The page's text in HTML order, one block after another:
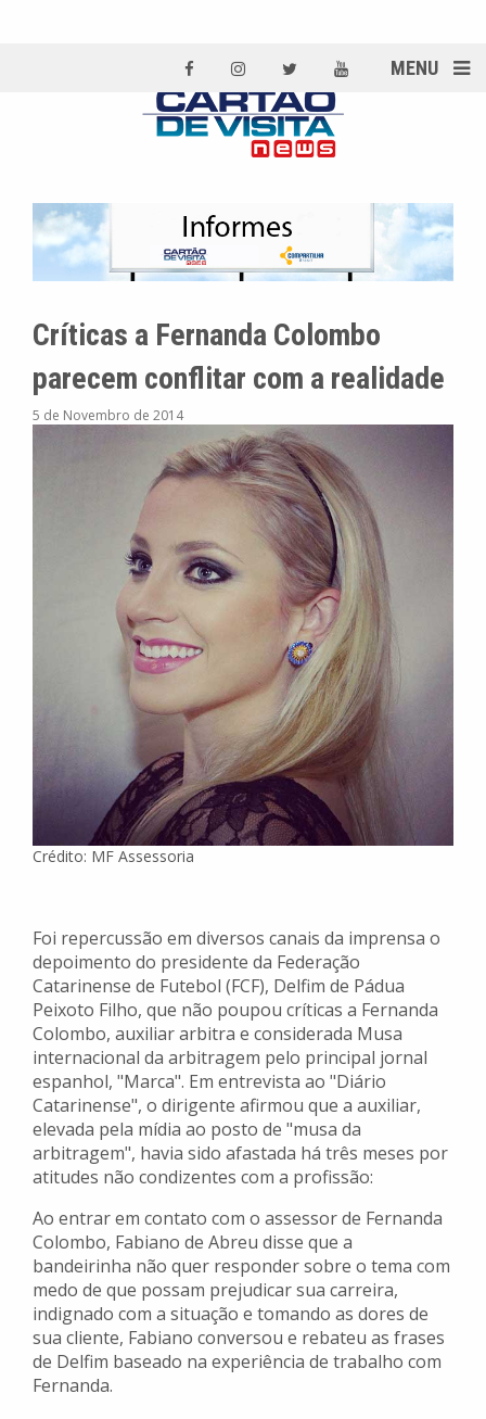
MENU
Críticas a Fernanda Colombo
parecem conflitar com a realidade
5 de Novembro de 2014
Crédito: MF Assessoria
Foi repercussão em diversos canais da imprensa o
depoimento do presidente da Federação
Catarinense de Futebol (FCF), Delfim de Pádua
Peixoto Filho, que não poupou críticas a Fernanda
Colombo, auxiliar arbitra e considerada Musa
internacional da arbitragem pelo principal jornal
espanhol, "Marca". Em entrevista ao "Diário
Catarinense", o dirigente afirmou que a auxiliar,
elevada pela mídia ao posto de "musa da
arbitragem", havia sido afastada há três meses por
atitudes não condizentes com a profissão:
Ao entrar em contato com o assessor de Fernanda
Colombo, Fabiano de Abreu disse que a
bandeirinha não quer responder sobre o tema com
medo de que possam prejudicar sua carreira,
indignado com a situação e tomando as dores de
sua cliente, Fabiano conversou e rebateu as frases
de Delfim baseado na experiência de trabalho com
Fernanda.